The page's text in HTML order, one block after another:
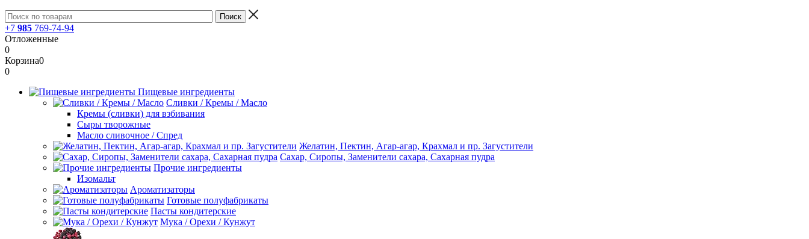
+7 985 769-74-94
Отложенные
0
Корзина0
0
Пищевые ингредиенты
Сливки / Кремы / Масло
Кремы (сливки) для взбивания
Сыры творожные
Масло сливочное / Спред
Желатин, Пектин, Агар-агар, Крахмал и пр. Загустители
Сахар, Сиропы, Заменители сахара, Сахарная пудра
Прочие ингредиенты
Изомальт
Ароматизаторы
Готовые полуфабрикаты
Пасты кондитерские
Мука / Орехи / Кунжут